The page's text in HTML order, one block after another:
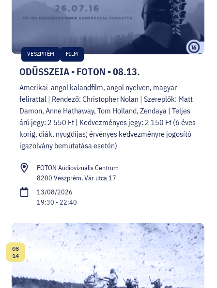
ODÜSSZEIA - FOTON - 08.13.
VESZPRÉM FILM
Amerikai-angol kalandfilm, angol nyelven, magyar
felirattal | Rendező: Christopher Nolan | Szereplők: Matt
Damon, Anne Hathaway, Tom Holland, Zendaya | Teljes
árú jegy: 2 550 Ft | Kedvezményes jegy: 2 150 Ft (6 éves
korig, diák, nyugdíjas; érvényes kedvezményre jogosító
igazolvány bemutatása esetén)
FOTON Audiovizuális Centrum
8200 Veszprém, Vár utca 17
13/08/2026
19:30 - 22:40
Date:
08
14